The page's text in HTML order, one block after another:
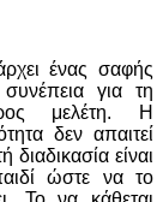
ένας σαφής
για τη
μελέτη. Η
δεν απαιτεί
είναι
ώστε να το